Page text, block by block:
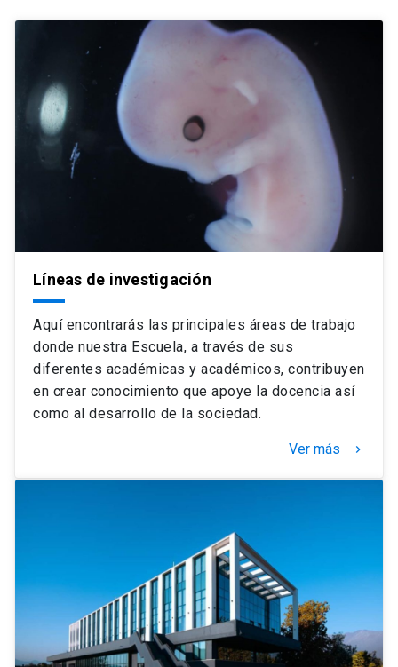
Líneas de investigación
Aquí encontrarás las principales áreas de trabajo
donde nuestra Escuela, a través de sus
diferentes académicas y académicos, contribuyen
en crear conocimiento que apoye la docencia así
como al desarrollo de la sociedad.
Ver más keyboard_arrow_right